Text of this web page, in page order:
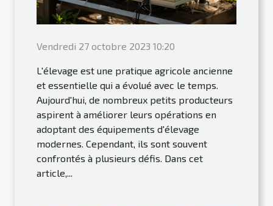
Vendredi 27 octobre 2023 10:20
L'élevage est une pratique agricole ancienne
et essentielle qui a évolué avec le temps.
Aujourd'hui, de nombreux petits producteurs
aspirent à améliorer leurs opérations en
adoptant des équipements d'élevage
modernes. Cependant, ils sont souvent
confrontés à plusieurs défis. Dans cet
article,...